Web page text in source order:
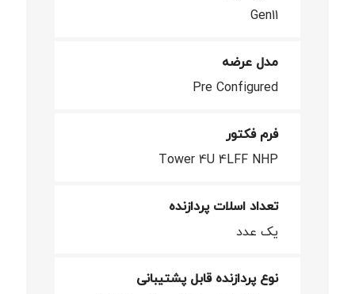
Gen11
مدل عرضه
Pre Configured
فرم فکتور
Tower 4U 4LFF NHP
تعداد اسلات پردازنده
یک عدد
نوع پردازنده قابل پشتیبانی